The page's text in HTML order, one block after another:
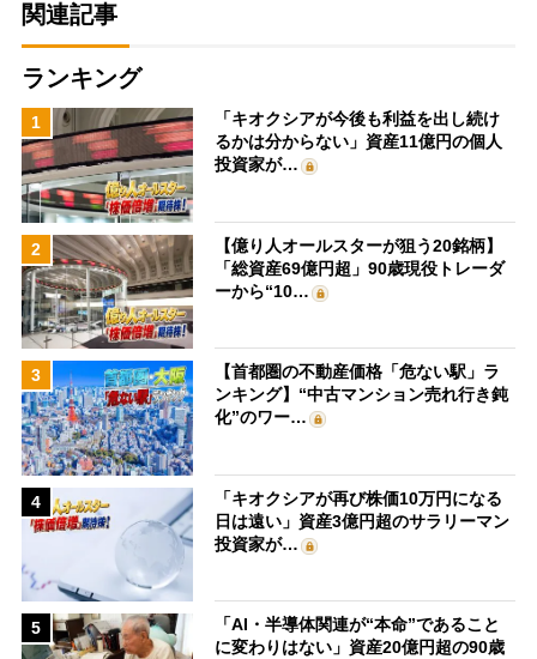
関連記事
ランキング
1
「キオクシアが今後も利益を出し続け
るかは分からない」資産11億円の個人
投資家が…
2
【億り人オールスターが狙う20銘柄】
「総資産69億円超」90歳現役トレーダ
ーから“10…
3
【首都圏の不動産価格「危ない駅」ラ
ンキング】“中古マンション売れ行き鈍
化”のワー…
4
「キオクシアが再び株価10万円になる
日は遠い」資産3億円超のサラリーマン
投資家が…
5
「AI・半導体関連が“本命”であること
に変わりはない」資産20億円超の90歳